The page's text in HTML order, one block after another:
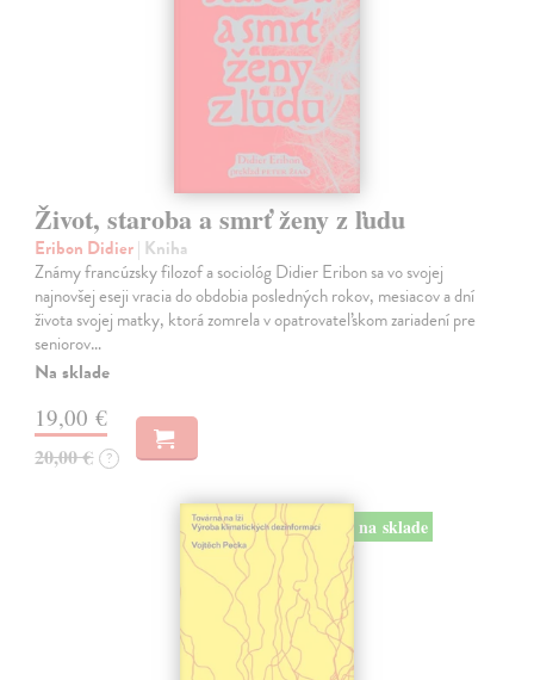
Život, staroba a smrť ženy z ľudu
Eribon Didier| Kniha
Známy francúzsky filozof a sociológ Didier Eribon sa vo svojej
najnovšej eseji vracia do obdobia posledných rokov, mesiacov a dní
života svojej matky, ktorá zomrela v opatrovateľskom zariadení pre
seniorov…
Na sklade
19,00 €
20,00 € ?
na sklade